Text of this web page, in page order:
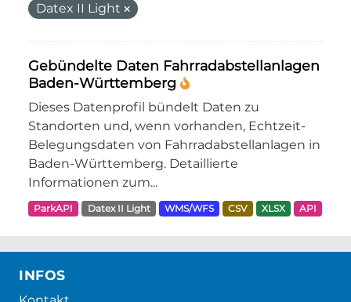
Datex II Light
Gebündelte Daten Fahrradabstellanlagen
Baden-Württemberg
Dieses Datenprofil bündelt Daten zu
Standorten und, wenn vorhanden, Echtzeit-
Belegungsdaten von Fahrradabstellanlagen in
Baden-Württemberg. Detaillierte
Informationen zum...
ParkAPI Datex II Light WMS/WFS CSV XLSX API
INFOS